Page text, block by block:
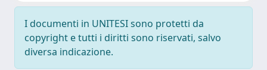
I documenti in UNITESI sono protetti da
copyright e tutti i diritti sono riservati, salvo
diversa indicazione.